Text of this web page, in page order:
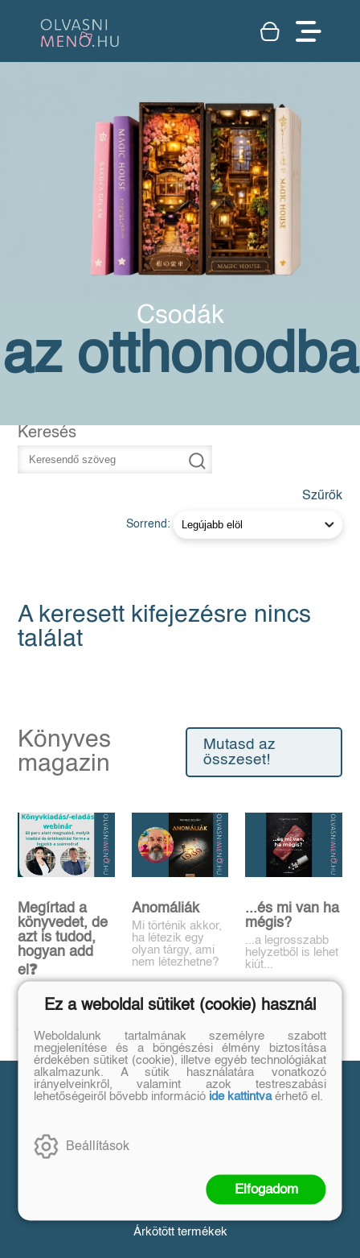
Csodák
az otthonodba
Keresés
Szűrők
Sorrend:
A keresett kifejezésre nincs
találat
Könyves
magazin
Mutasd az
összeset!
Megírtad a
könyvedet, de
azt is tudod,
hogyan add
el❓️
Időpont: június
16., 18:00-19:00
Tovább
Anomáliák
Mi történik akkor,
ha létezik egy
olyan tárgy, ami
nem létezhetne?
...és mi van ha
mégis?
...a legrosszabb
helyzetből is lehet
kiút...
Vásárlás
Tájékoztató a Simple fizetésről
Adatvédelem
Árkötött termékek
Ez a weboldal sütiket (cookie) használ
Weboldalunk tartalmának személyre szabott
megjelenítése és a böngészési élmény biztosítása
érdekében sütiket (cookie), illetve egyéb technológiákat
alkalmazunk. A sütik használatára vonatkozó
irányelveinkről, valamint azok testreszabási
lehetőségeiről bővebb információ ide kattintvaérhető el.
Beállítások
Elfogadom